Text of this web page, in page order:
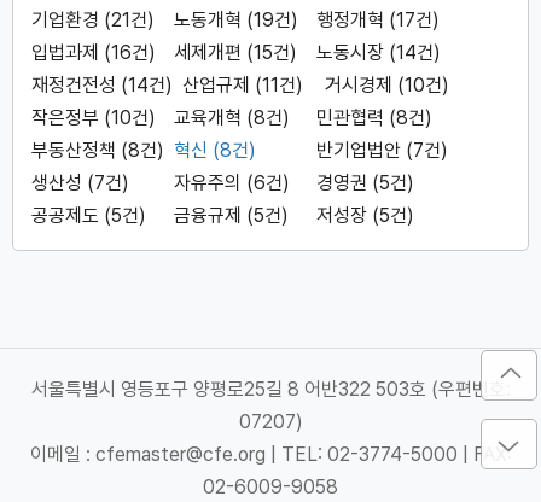
기업환경 (21건)
노동개혁 (19건)
행정개혁 (17건)
입법과제 (16건)
세제개편 (15건)
노동시장 (14건)
재정건전성 (14건) 산업규제 (11건)
거시경제 (10건)
작은정부 (10건)
교육개혁 (8건)
민관협력 (8건)
부동산정책 (8건) 혁신 (8건)
반기업법안 (7건)
생산성 (7건)
자유주의 (6건)
경영권 (5건)
공공제도 (5건)
금융규제 (5건) 저성장 (5건)
서울특별시 영등포구 양평로25길 8 어반322 503호 (우편번호:
07207)
이메일 : cfemaster@cfe.org
TEL: 02-3774-5000
FAX:
02-6009-9058